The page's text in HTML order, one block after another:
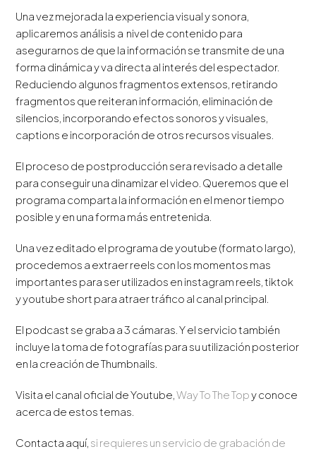
Una vez mejorada la experiencia visual y sonora,
aplicaremos análisis a nivel de contenido para
asegurarnos de que la información se transmite de una
forma dinámica y va directa al interés del espectador.
Reduciendo algunos fragmentos extensos, retirando
fragmentos que reiteran información, eliminación de
silencios, incorporando efectos sonoros y visuales,
captions e incorporación de otros recursos visuales.
El proceso de postproducción sera revisado a detalle
para conseguir una dinamizar el video. Queremos que el
programa comparta la información en el menor tiempo
posible y en una forma más entretenida.
Una vez editado el programa de youtube (formato largo),
procedemos a extraer reels con los momentos mas
importantes para ser utilizados en instagram reels, tiktok
y youtube short para atraer tráfico al canal principal.
El podcast se graba a 3 cámaras. Y el servicio también
incluye la toma de fotografías para su utilización posterior
en la creación de Thumbnails.
Visita el canal oficial de Youtube,Way To The Topy conoce
acerca de estos temas.
Contacta aquí, si requieres un servicio de grabación de